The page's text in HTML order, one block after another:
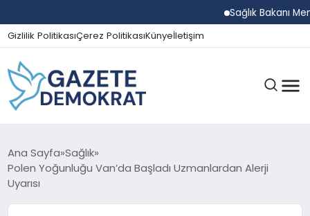
Sağlık Bakanı
Gizlilik PolitikasıÇerez PolitikasıKünyeİletişim
GÜNDEM
EKONOMI
Ana Sayfa Sağlık
Polen Yoğunluğu Van’da Başladı Uzmanlardan Alerji
Uyarısı